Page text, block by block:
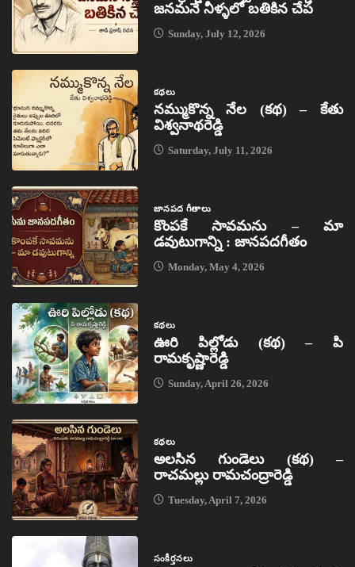
జనమనే నీళ్ళలో బతికిన చేప
Sunday, July 12, 2026
కథలు
నమ్ముకొన్న నేల (కథ) – కేతు
విశ్వనాథరెడ్డి
Saturday, July 11, 2026
జానపద గీతాలు
కొంపకే సావమను – మా
డవుటుగాన్ని : జానపదగీతం
Monday, May 4, 2026
కథలు
ఊరి పిల్లోడు (కథ) – పి
రామకృష్ణారెడ్డి
Sunday, April 26, 2026
కథలు
అలసిన గుండెలు (కథ) –
రాచమల్లు రామచంద్రారెడ్డి
Tuesday, April 7, 2026
సంకీర్తనలు